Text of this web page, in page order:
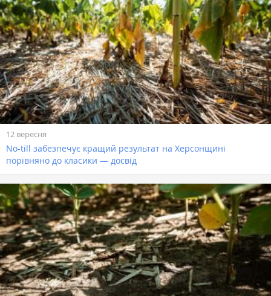
12 вересня
No-till забезпечує кращий результат на Херсонщині
порівняно до класики — досвід